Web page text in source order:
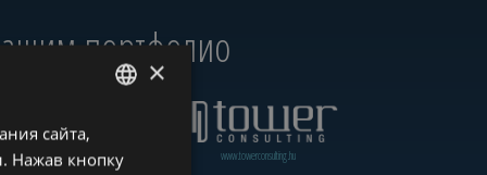
портфолио
www.towerassistance.com www.towerconsulting.hu
ENGLISH
HUNGARIAN
×
сайта,
Нажав кнопку